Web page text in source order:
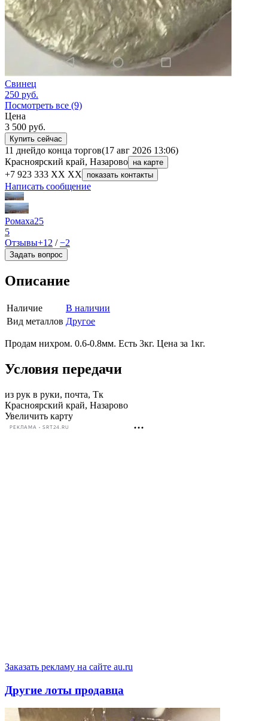
Свинец
250 руб.
Посмотреть все (9)
Цена
3 500 руб.
Купить сейчас
11 днейдо конца торгов(17 авг 2026 13:06)
Красноярский край, Назарово на карте
+7 923 333 XX XX показать контакты
Написать сообщение
Ромаха25
5
Отзывы+12 /−2
Задать вопрос
Описание
Наличие
В наличии
Вид металлов Другое
Продам нихром. 0.6-0.8мм. Есть 3кг. Цена за 1кг.
Условия передачи
из рук в руки, почта, Тк
Красноярский край, Назарово
Увеличить карту
РЕКЛАМА • SRT24.RU
Заказать рекламу на сайте au.ru
Другие лоты продавца